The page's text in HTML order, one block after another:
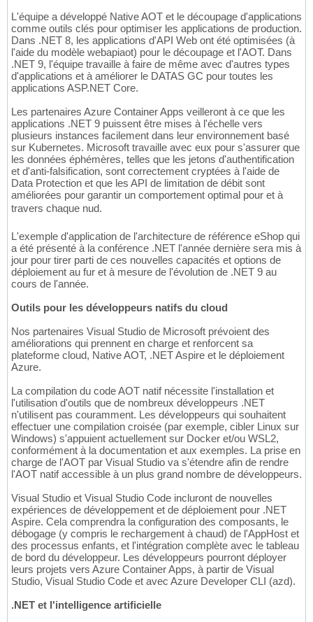
L'équipe a développé Native AOT et le découpage d'applications
comme outils clés pour optimiser les applications de production.
Dans .NET 8, les applications d'API Web ont été optimisées (à
l'aide du modèle webapiaot) pour le découpage et l'AOT. Dans
.NET 9, l'équipe travaille à faire de même avec d'autres types
d'applications et à améliorer le DATAS GC pour toutes les
applications ASP.NET Core.
Les partenaires Azure Container Apps veilleront à ce que les
applications .NET 9 puissent être mises à l'échelle vers
plusieurs instances facilement dans leur environnement basé
sur Kubernetes. Microsoft travaille avec eux pour s'assurer que
les données éphémères, telles que les jetons d'authentification
et d'anti-falsification, sont correctement cryptées à l'aide de
Data Protection et que les API de limitation de débit sont
améliorées pour garantir un comportement optimal pour et à
travers chaque nud.
L'exemple d'application de l'architecture de référence eShop qui
a été présenté à la conférence .NET l'année dernière sera mis à
jour pour tirer parti de ces nouvelles capacités et options de
déploiement au fur et à mesure de l'évolution de .NET 9 au
cours de l'année.
Outils pour les développeurs natifs du cloud
Nos partenaires Visual Studio de Microsoft prévoient des
améliorations qui prennent en charge et renforcent sa
plateforme cloud, Native AOT, .NET Aspire et le déploiement
Azure.
La compilation du code AOT natif nécessite l'installation et
l'utilisation d'outils que de nombreux développeurs .NET
n'utilisent pas couramment. Les développeurs qui souhaitent
effectuer une compilation croisée (par exemple, cibler Linux sur
Windows) s'appuient actuellement sur Docker et/ou WSL2,
conformément à la documentation et aux exemples. La prise en
charge de l'AOT par Visual Studio va s'étendre afin de rendre
l'AOT natif accessible à un plus grand nombre de développeurs.
Visual Studio et Visual Studio Code incluront de nouvelles
expériences de développement et de déploiement pour .NET
Aspire. Cela comprendra la configuration des composants, le
débogage (y compris le rechargement à chaud) de l'AppHost et
des processus enfants, et l'intégration complète avec le tableau
de bord du développeur. Les développeurs pourront déployer
leurs projets vers Azure Container Apps, à partir de Visual
Studio, Visual Studio Code et avec Azure Developer CLI (azd).
.NET et l'intelligence artificielle